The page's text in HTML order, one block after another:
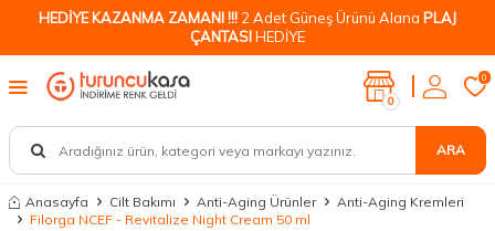
HEDİYE KAZANMA ZAMANI !!! 2 Adet Güneş Ürünü Alana PLAJ
ÇANTASIHEDİYE
ARA
0
0
Anasayfa Cilt Bakımı Anti-Aging Ürünler
Anti-Aging Kremleri
Filorga NCEF - Revitalize Night Cream 50 ml